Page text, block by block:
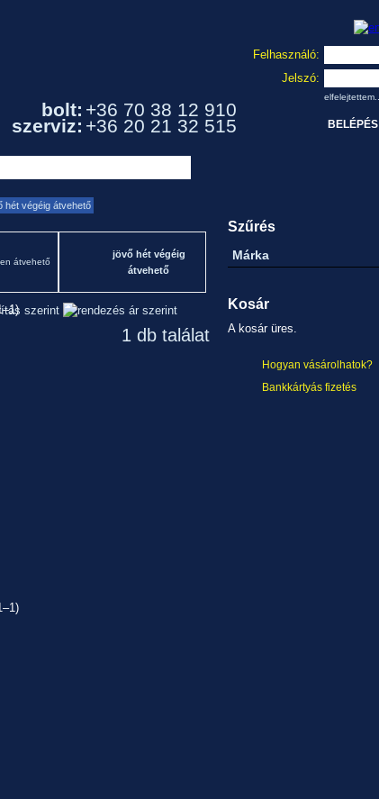
bolt: +36 70 38 12 910
szerviz: +36 20 21 32 515
Felhasználó:
Jelszó:
elfelejtettem...
hét végéig átvehető
átvehető
jövő hét végéig
átvehető
1 db találat
Szűrés
Márka
Kosár
A kosár üres.
Hogyan vásárolhatok?
Bankkártyás fizetés